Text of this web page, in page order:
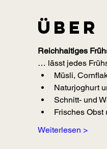
Reichhaltiges
… lässt jedes
Müsli,
Naturjoghurt
Schnitt- und
Frisches Obst
Weiterlesen >